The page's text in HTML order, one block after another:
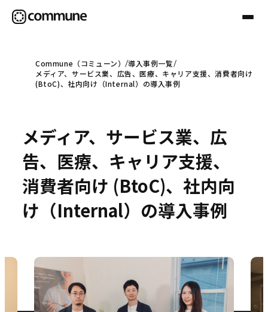
Communeについて
事例
セミナー
Commune（コミューン）
導入事例一覧
メディア、サービス業、広告、医療、キャリア支援、消費者向け
(BtoC)、社内向け（Internal）の導入事例
メディア、サービス業、広
告、医療、キャリア支援、
消費者向け (BtoC)、社内向
け（Internal）の導入事例